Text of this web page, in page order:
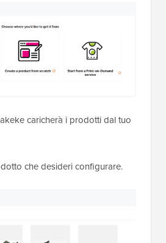
caricherà i prodotti dal tuo
che desideri configurare.